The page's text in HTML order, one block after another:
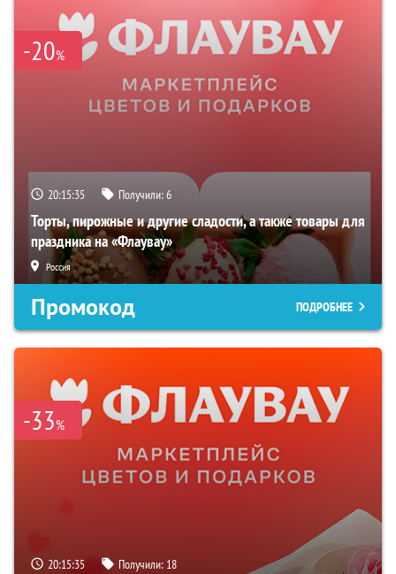
-20%
20:15:34 Получили:6
Торты, пирожные и другие сладости, а также товары для
праздника на «Флаувау»
Россия
Промокод ПОДРОБНЕЕ
-33%
20:15:34 Получили: 18